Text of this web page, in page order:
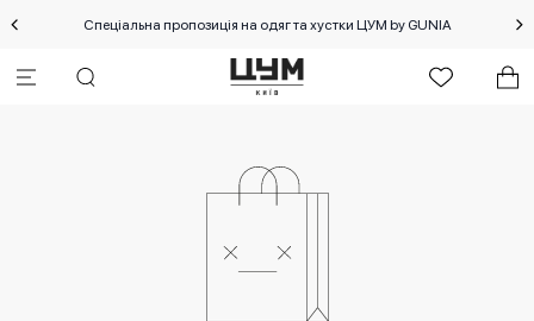
Спеціальна пропозиція на одяг та хустки ЦУМ by GUNIA